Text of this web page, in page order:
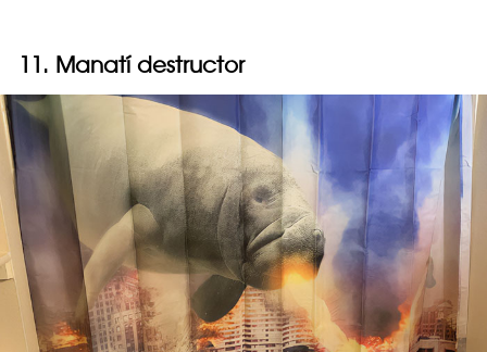
11. Manatí destructor